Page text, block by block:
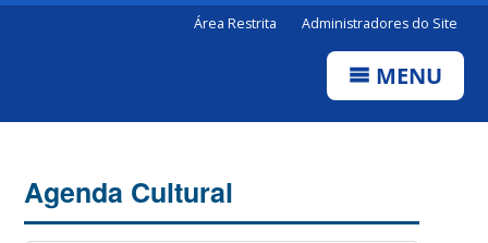
Área Restrita Administradores do Site
MENU
Agenda Cultural
5:00